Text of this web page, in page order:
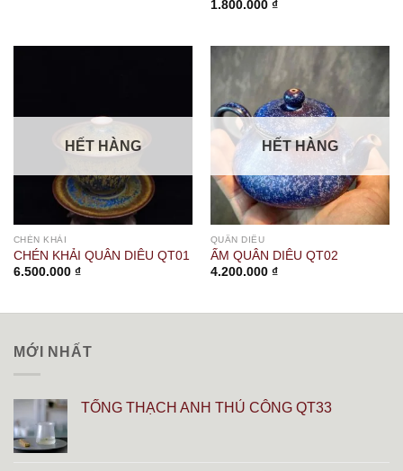
1.800.000 ₫
HẾT HÀNG
CHÉN KHẢI
CHÉN KHẢI QUÂN DIÊU QT01
6.500.000 ₫
HẾT HÀNG
QUÂN DIÊU
ẤM QUÂN DIÊU QT02
4.200.000 ₫
MỚI NHẤT
TỐNG THẠCH ANH THỦ CÔNG QT33